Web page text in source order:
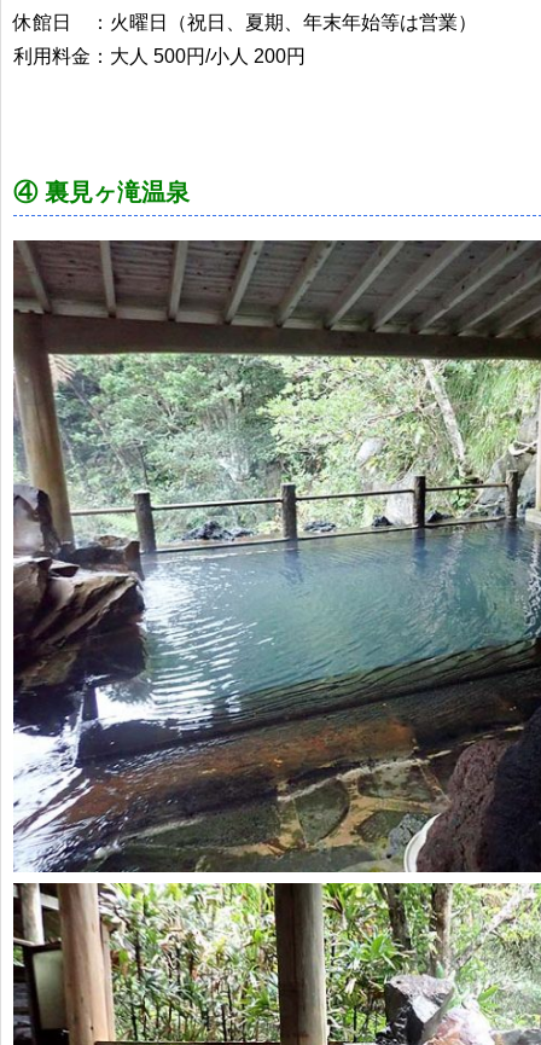
休館日 ：火曜日（祝日、夏期、年末年始等は営業）
利用料金：大人 500円/小人 200円
④ 裏見ヶ滝温泉